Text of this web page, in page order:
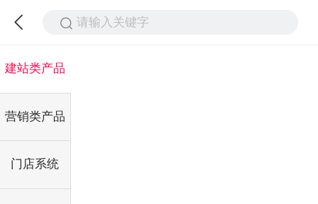
请输入关键字
建站类产品
营销类产品
门店系统